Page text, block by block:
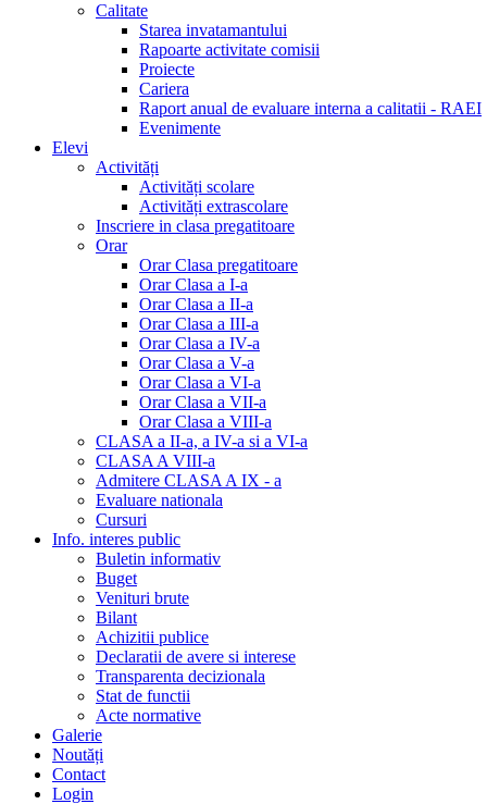
Calitate
Starea invatamantului
Rapoarte activitate comisii
Proiecte
Cariera
Raport anual de evaluare interna a calitatii - RAEI
Evenimente
Elevi
Activități
Activități scolare
Activități extrascolare
Inscriere in clasa pregatitoare
Orar
Orar Clasa pregatitoare
Orar Clasa a I-a
Orar Clasa a II-a
Orar Clasa a III-a
Orar Clasa a IV-a
Orar Clasa a V-a
Orar Clasa a VI-a
Orar Clasa a VII-a
Orar Clasa a VIII-a
CLASA a II-a, a IV-a si a VI-a
CLASA A VIII-a
Admitere CLASA A IX - a
Evaluare nationala
Cursuri
Info. interes public
Buletin informativ
Buget
Venituri brute
Bilant
Achizitii publice
Declaratii de avere si interese
Transparenta decizionala
Stat de functii
Acte normative
Galerie
Noutăți
Contact
Login